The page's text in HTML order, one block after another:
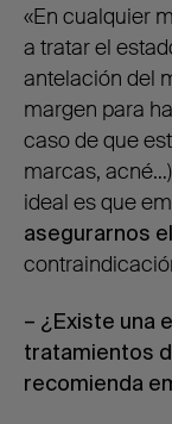
«En cualquier
a tratar el
antelación del
margen para
caso de que
marcas,
ideal es que
asegurarnos
– ¿Existe una
tratamientos
recomienda